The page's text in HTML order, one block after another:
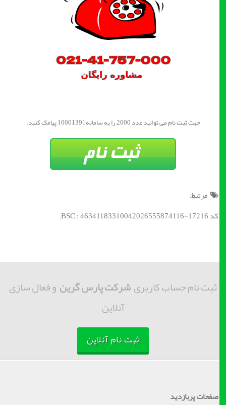
جهت ثبت نام می توانید عدد 2000 را به سامانه10001391 پیامک کنید.
مرتبط:
کد BSC : 46341183310042026555874116-17216;
ثبت نام حساب کاربریشرکت پارس گرینو فعال سازی
آنلاین
ثبت نام آنلاین
صفحات پربازدید